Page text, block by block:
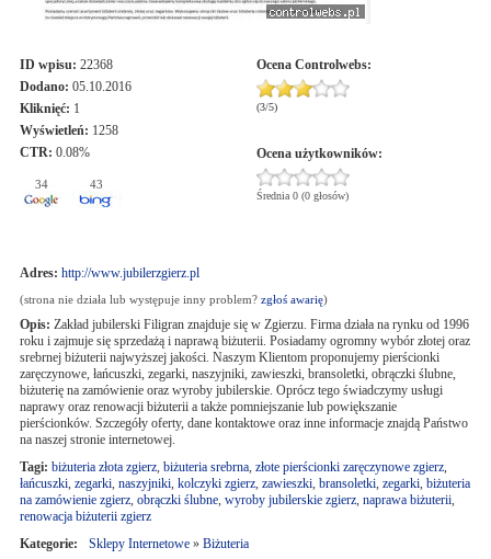
ID wpisu: 22368
Dodano: 05.10.2016
Kliknięć: 1
Wyświetleń: 1258
CTR: 0.08%
34 43
Ocena Controlwebs:
(3/5)
Ocena użytkowników:
Średnia 0 (0 głosów)
Adres: http://www.jubilerzgierz.pl
(strona nie działa lub występuje inny problem? zgłoś awarię)
Opis: Zakład jubilerski Filigran znajduje się w Zgierzu. Firma działa na rynku od 1996
roku i zajmuje się sprzedażą i naprawą biżuterii. Posiadamy ogromny wybór złotej oraz
srebrnej biżuterii najwyższej jakości. Naszym Klientom proponujemy pierścionki
zaręczynowe, łańcuszki, zegarki, naszyjniki, zawieszki, bransoletki, obrączki ślubne,
biżuterię na zamówienie oraz wyroby jubilerskie. Oprócz tego świadczymy usługi
naprawy oraz renowacji biżuterii a także pomniejszanie lub powiększanie
pierścionków. Szczegóły oferty, dane kontaktowe oraz inne informacje znajdą Państwo
na naszej stronie internetowej.
Tagi: biżuteria złota zgierz, biżuteria srebrna, złote pierścionki zaręczynowe zgierz,
łańcuszki, zegarki, naszyjniki, kolczyki zgierz, zawieszki, bransoletki, zegarki, biżuteria
na zamówienie zgierz, obrączki ślubne, wyroby jubilerskie zgierz, naprawa biżuterii,
renowacja biżuterii zgierz
Kategorie:
Sklepy Internetowe» Biżuteria